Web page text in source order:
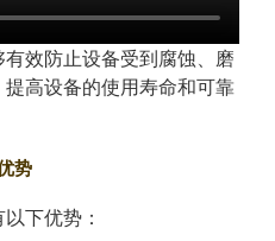
效防止设备受到腐蚀、磨
高设备的使用寿命和可靠
势
下优势：